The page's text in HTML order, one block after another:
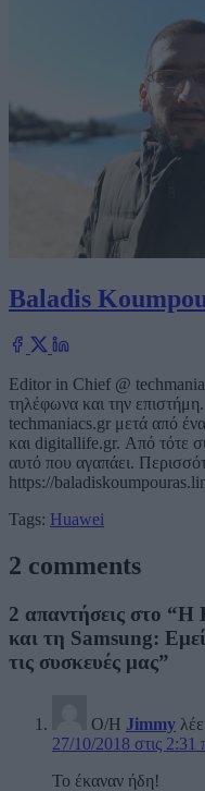
Baladis
Editor in Chief @
τηλέφωνα και την
techmaniacs.gr μετά από
και digitallife.gr. Από τότε
αυτό που αγαπάει.
https://
Tags: Huawei
2 comments
2 απαντήσεις στο “Η
και τη Samsung:
τις συσκευές μας”
Ο/Η Jimmy
27/10/2018 στις 2:31
Το έκαναν ήδη!